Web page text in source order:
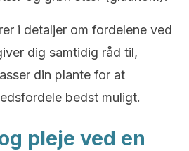
i detaljer om fordelene ved
dig samtidig råd til,
din plante for at
bedst muligt.
pleje ved en